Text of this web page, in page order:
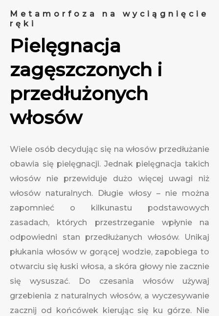
Metamorfoza na wyciągnięcie
ręki
Pielęgnacja
zagęszczonych i
przedłużonych
włosów
Wiele osób decydując się na włosów przedłużanie
obawia się pielęgnacji. Jednak pielęgnacja takich
włosów nie przewiduje dużo więcej uwagi niż
włosów naturalnych. Długie włosy – nie można
zapomnieć o kilkunastu podstawowych
zasadach, których przestrzeganie wpłynie na
odpowiedni stan przedłużanych włosów. Unikaj
płukania włosów w gorącej wodzie, zapobiega to
otwarciu się łuski włosa, a skóra głowy nie zacznie
się wysuszać. Do czesania włosów używaj
grzebienia z naturalnych włosów, a wyczesywanie
zacznij od końcówek kierując się ku górze. Nie